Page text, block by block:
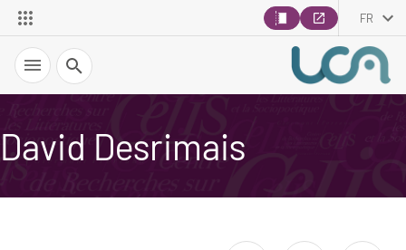
FR
Recherche
David Desrimais